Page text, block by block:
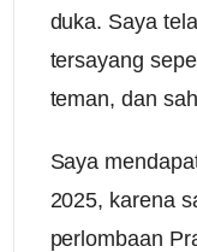
duka. Saya
tersayang
teman, dan
Saya
2025, karena
perlombaan